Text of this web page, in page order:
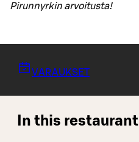
Pirunnyrkin arvoitusta!
VARAUKSET
In this restaurant